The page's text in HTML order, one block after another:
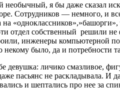
я бы даже сказал
Сотрудников — немного, и
отдел собственный решили
инженеры компьютерной
было, да и потребности
девушка: личико смазливое,
пасьянс не раскладывала. И
и шептались про нее за